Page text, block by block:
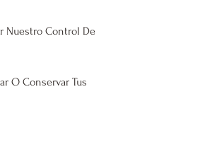
Nuestro Control De
O Conservar Tus